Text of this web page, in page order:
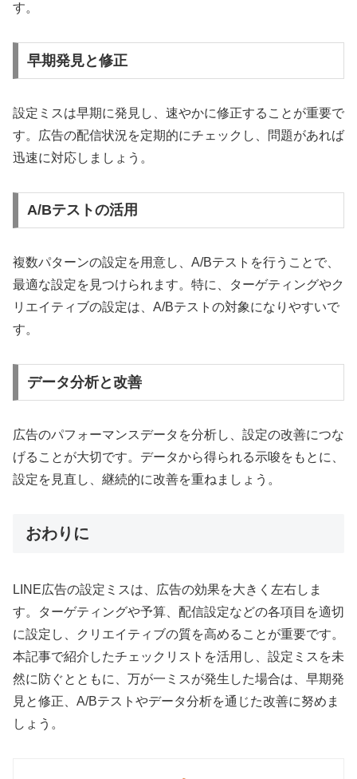
す。
早期発見と修正
設定ミスは早期に発見し、速やかに修正することが重要で
す。広告の配信状況を定期的にチェックし、問題があれば
迅速に対応しましょう。
A/Bテストの活用
複数パターンの設定を用意し、A/Bテストを行うことで、
最適な設定を見つけられます。特に、ターゲティングやク
リエイティブの設定は、A/Bテストの対象になりやすいで
す。
データ分析と改善
広告のパフォーマンスデータを分析し、設定の改善につな
げることが大切です。データから得られる示唆をもとに、
設定を見直し、継続的に改善を重ねましょう。
おわりに
LINE広告の設定ミスは、広告の効果を大きく左右しま
す。ターゲティングや予算、配信設定などの各項目を適切
に設定し、クリエイティブの質を高めることが重要です。
本記事で紹介したチェックリストを活用し、設定ミスを未
然に防ぐとともに、万が一ミスが発生した場合は、早期発
見と修正、A/Bテストやデータ分析を通じた改善に努めま
しょう。